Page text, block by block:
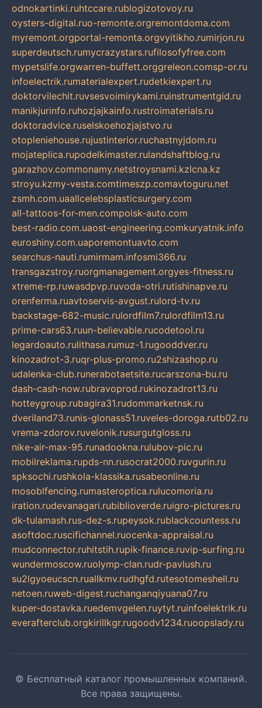
odnokartinki.ruhtccare.rublogizotovoy.ru
oysters-digital.ruo-remonte.orgremontdoma.com
myremont.orgportal-remonta.orgvyitikho.rumirjon.ru
superdeutsch.rumycrazystars.rufilosofyfree.com
mypetslife.orgwarren-buffett.orggreleon.comsp-or.ru
infoelectrik.rumaterialexpert.rudetkiexpert.ru
doktorvilechit.ruvsesvoimirykami.ruinstrumentgid.ru
manikjurinfo.ruhozjajkainfo.rustroimaterials.ru
doktoradvice.ruselskoehozjajstvo.ru
otopleniehouse.rujustinterior.ruchastnyjdom.ru
mojateplica.rupodelkimaster.rulandshaftblog.ru
garazhov.commonamy.netstroysnami.kzlcna.kz
stroyu.kzmy-vesta.comtimeszp.comavtoguru.net
zsmh.com.uaallcelebsplasticsurgery.com
all-tattoos-for-men.compoisk-auto.com
best-radio.com.uaost-engineering.comkuryatnik.info
euroshiny.com.uaporemontuavto.com
searchus-nauti.rumirmam.infosmi366.ru
transgazstroy.ruorgmanagement.orgyes-fitness.ru
xtreme-rp.ruwasdpvp.ruvoda-otri.rutishinapve.ru
orenferma.ruavtoservis-avgust.rulord-tv.ru
backstage-682-music.rulordfilm7.rulordfilm13.ru
prime-cars63.ruun-believable.rucodetool.ru
legardoauto.rulithasa.rumuz-1.rugooddver.ru
kinozadrot-3.ruqr-plus-promo.ru2shizashop.ru
udalenka-club.runerabotaetsite.rucarszona-bu.ru
dash-cash-now.rubravoprod.rukinozadrot13.ru
hotteygroup.rubagira31.rudommarketnsk.ru
dveriland73.runis-glonass51.ruveles-doroga.rutb02.ru
vrema-zdorov.ruvelonik.rusurgutgloss.ru
nike-air-max-95.runadookna.rulubov-pic.ru
mobilreklama.rupds-nn.rusocrat2000.ruvgurin.ru
spksochi.rushkola-klassika.rusabeonline.ru
mosoblfencing.rumasteroptica.rulucomoria.ru
iration.rudevanagari.rubiblioverde.ruigro-pictures.ru
dk-tulamash.rus-dez-s.rupeysok.rublackcountess.ru
asoftdoc.ruscifichannel.ruocenka-appraisal.ru
mudconnector.ruhitstih.rupik-finance.ruvip-surfing.ru
wundermoscow.ruolymp-clan.rudr-pavlush.ru
su2lgyoeucscn.ruallkmv.rudhgfd.rutesotomeshell.ru
netoen.ruweb-digest.ruchanganqiyuana07.ru
kuper-dostavka.ruedemvgelen.ruytyt.ruinfoelektrik.ru
everafterclub.orgkirillkgr.rugoodv1234.ruoopslady.ru
© Бесплатный каталог промышленных компаний.
Все права защищены.